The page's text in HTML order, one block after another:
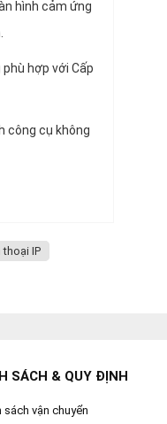
hình cảm ứng
hợp với Cấp
công cụ không
thoại IP
SÁCH & QUY ĐỊNH
sách vận chuyển